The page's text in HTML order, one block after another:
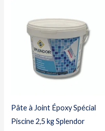
Pâte à Joint Époxy Spécial
Piscine 2,5 kg Splendor